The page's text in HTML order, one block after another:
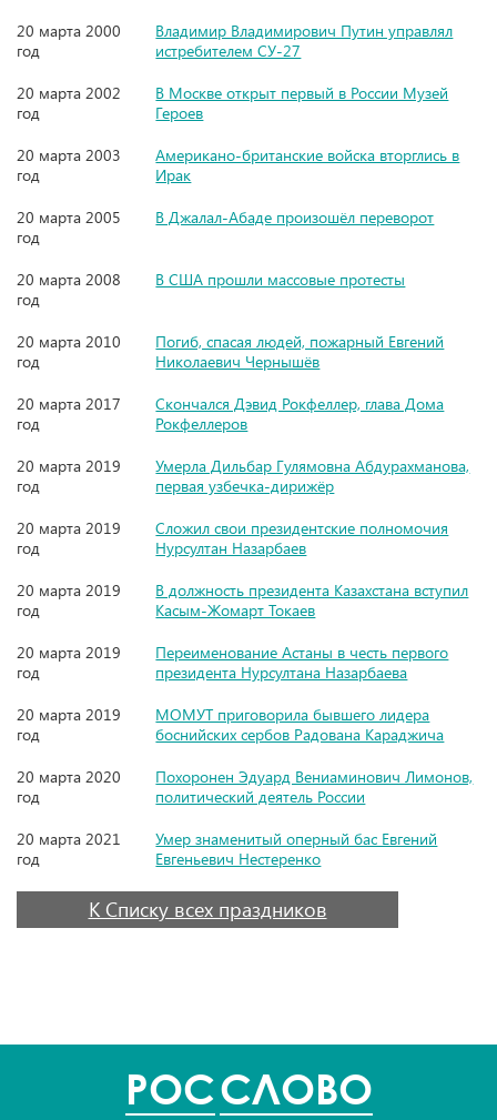
20 марта 2000
год
Владимир Владимирович Путин управлял
истребителем СУ-27
20 марта 2002
год
В Москве открыт первый в России Музей
Героев
20 марта 2003
год
Американо-британские войска вторглись в
Ирак
20 марта 2005
год
В Джалал-Абаде произошёл переворот
20 марта 2008
год
В США прошли массовые протесты
20 марта 2010
год
Погиб, спасая людей, пожарный Евгений
Николаевич Чернышёв
20 марта 2017
год
Скончался Дэвид Рокфеллер, глава Дома
Рокфеллеров
20 марта 2019
год
Умерла Дильбар Гулямовна Абдурахманова,
первая узбечка-дирижёр
20 марта 2019
год
Сложил свои президентские полномочия
Нурсултан Назарбаев
20 марта 2019
год
В должность президента Казахстана вступил
Касым-Жомарт Токаев
20 марта 2019
год
Переименование Астаны в честь первого
президента Нурсултана Назарбаева
20 марта 2019
год
МОМУТ приговорила бывшего лидера
боснийских сербов Радована Караджича
20 марта 2020
год
Похоронен Эдуард Вениаминович Лимонов,
политический деятель России
20 марта 2021
год
Умер знаменитый оперный бас Евгений
Евгеньевич Нестеренко
К Списку всех праздников
POCСЛОВО